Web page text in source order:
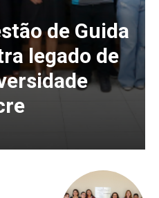
de Guida
legado de